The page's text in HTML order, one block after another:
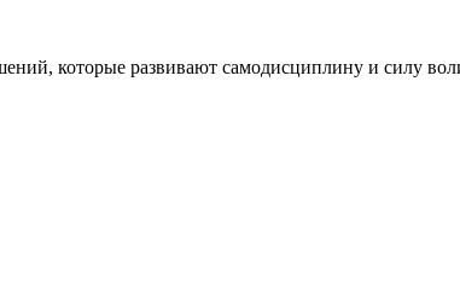
которые развивают самодисциплину и силу